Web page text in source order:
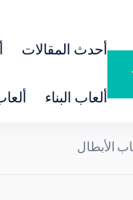
أحدث المقالات
ألعاب البناء
الأبطال